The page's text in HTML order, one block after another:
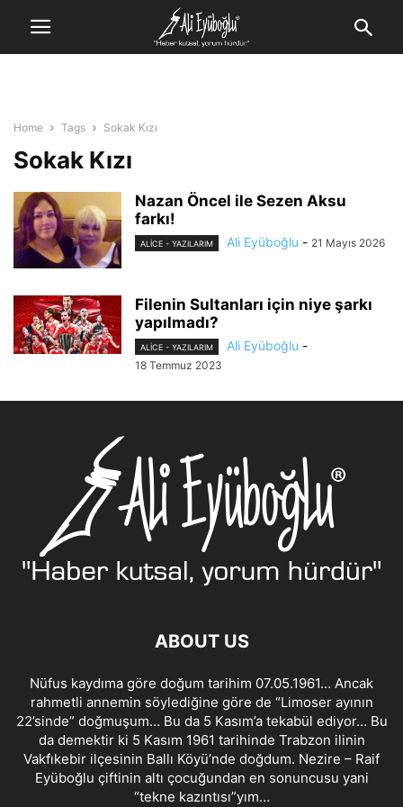
Home Tags Sokak Kızı
Sokak Kızı
Nazan Öncel ile Sezen Aksu
farkı!
ALİCE - YAZILARIM Ali Eyüboğlu - 21 Mayıs 2026
Filenin Sultanları için niye şarkı
yapılmadı?
ALİCE - YAZILARIM Ali Eyüboğlu -
18 Temmuz 2023
ABOUT US
Nüfus kaydıma göre doğum tarihim 07.05.1961… Ancak
rahmetli annemin söylediğine göre de “Limoser ayının
22’sinde” doğmuşum… Bu da 5 Kasım’a tekabül ediyor… Bu
da demektir ki 5 Kasım 1961 tarihinde Trabzon ilinin
Vakfıkebir ilçesinin Ballı Köyü’nde doğdum. Nezire – Raif
Eyüboğlu çiftinin altı çocuğundan en sonuncusu yani
“tekne kazıntısı”yım…